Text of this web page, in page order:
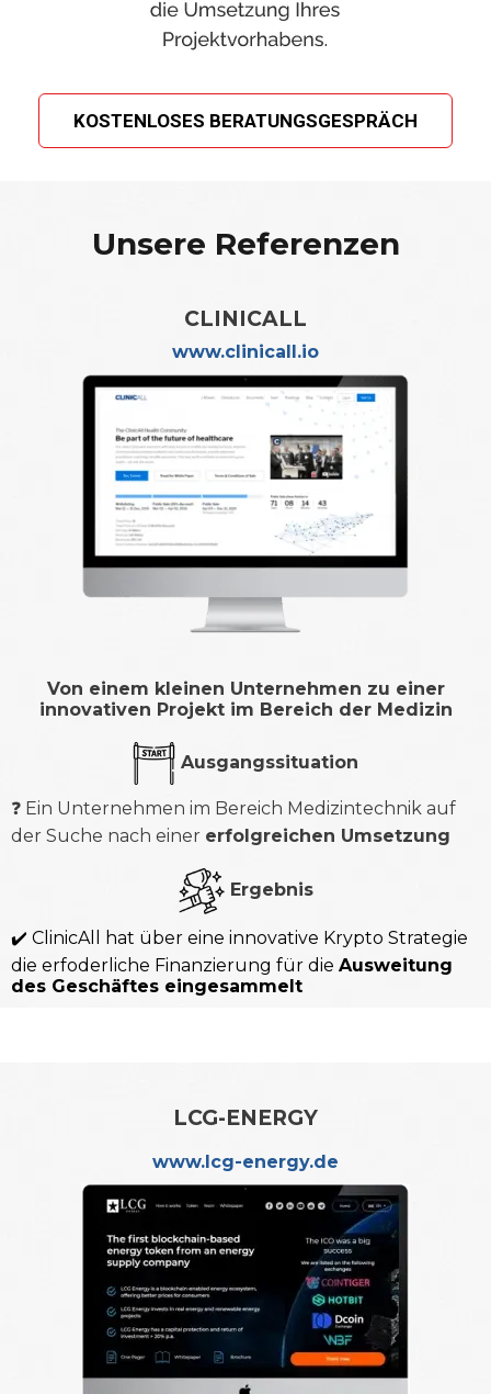
KOSTENLOSES BERATUNGSGESPRÄCH
Unsere Referenzen
CLINICALL
www.clinicall.io
Von einem kleinen Unternehmen zu einer
innovativen Projekt im Bereich der Medizin
Ausgangssituation
❓ Ein Unternehmen im Bereich Medizintechnik auf
der Suche nach einer erfolgreichen Umsetzung
Ergebnis
✔️ ClinicAll hat über eine innovative Krypto Strategie
die erfoderliche Finanzierung für die Ausweitung
des Geschäftes eingesammelt
LCG-ENERGY
www.lcg-energy.de